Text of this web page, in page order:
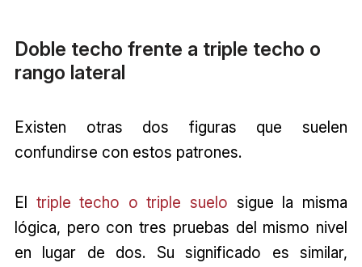
Doble techo frente a triple techo o
rango lateral
Existen otras dos figuras que suelen
confundirse con estos patrones.
El triple techo o triple suelo sigue la misma
lógica, pero con tres pruebas del mismo nivel
en lugar de dos. Su significado es similar,